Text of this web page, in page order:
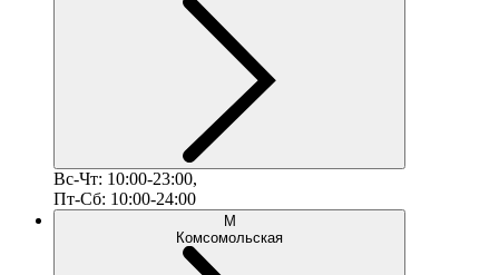
Вс-Чт: 10:00-23:00,
Пт-Сб: 10:00-24:00
М
Комсомольская